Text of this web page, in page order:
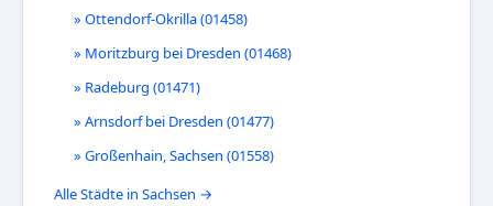
» Ottendorf-Okrilla (01458)
» Moritzburg bei Dresden (01468)
» Radeburg (01471)
» Arnsdorf bei Dresden (01477)
» Großenhain, Sachsen (01558)
Alle Städte in Sachsen →